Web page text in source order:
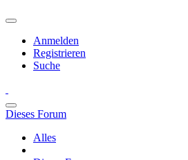
Anmelden
Registrieren
Suche
Dieses Forum
Alles